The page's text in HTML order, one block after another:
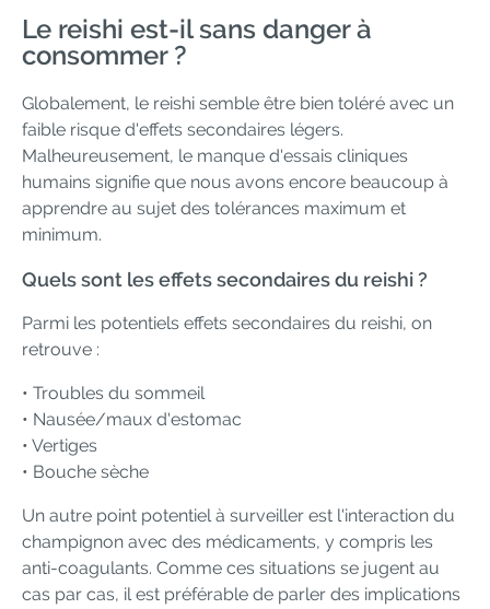
Le reishi est-il sans danger à
consommer ?
Globalement, le reishi semble être bien toléré avec un
faible risque d'effets secondaires légers.
Malheureusement, le manque d'essais cliniques
humains signifie que nous avons encore beaucoup à
apprendre au sujet des tolérances maximum et
minimum.
Quels sont les effets secondaires du reishi ?
Parmi les potentiels effets secondaires du reishi, on
retrouve :
• Troubles du sommeil
• Nausée/maux d'estomac
• Vertiges
• Bouche sèche
Un autre point potentiel à surveiller est l'interaction du
champignon avec des médicaments, y compris les
anti-coagulants. Comme ces situations se jugent au
cas par cas, il est préférable de parler des implications